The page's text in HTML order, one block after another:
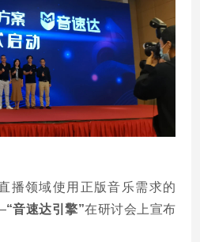
播领域使用正版音乐需求的
“音速达引擎”在研讨会上宣布